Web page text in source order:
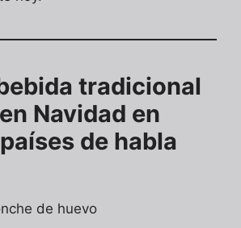
tradicional
Navidad en
de habla
de huevo